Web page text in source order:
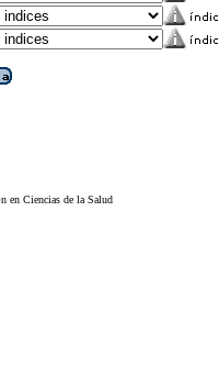
en Ciencias de la Salud